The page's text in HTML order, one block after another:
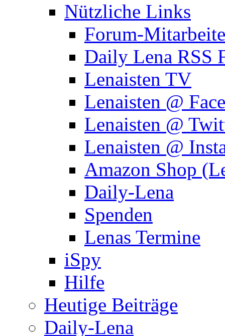
Nützliche Links
Forum-
Daily Lena RSS
Lenaisten TV
Lenaisten @
Lenaisten @
Lenaisten @
Amazon Shop
Daily-Lena
Spenden
Lenas Termine
iSpy
Hilfe
Heutige Beiträge
Daily-Lena